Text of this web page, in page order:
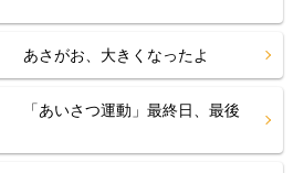
あさがお、大きくなったよ
「あいさつ運動」最終日、最後